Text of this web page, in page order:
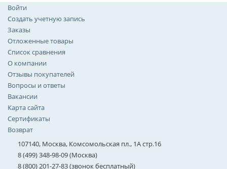
Войти
Создать учетную запись
Заказы
Отложенные товары
Список сравнения
О компании
Отзывы покупателей
Вопросы и ответы
Вакансии
Карта сайта
Сертификаты
Возврат
107140, Москва, Комсомольская пл., 1А стр.16
8 (499) 348-98-09 (Москва)
8 (800) 201-27-83 (звонок бесплатный)